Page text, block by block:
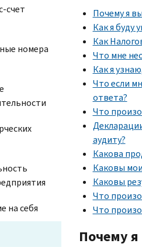
счет
номера
на себя
Почему я
Как я буду
Как
Что мне
Как я
Что если
ответа?
Что
аудиту?
Какова
Каковы
Каковы
Что
Что
Почему